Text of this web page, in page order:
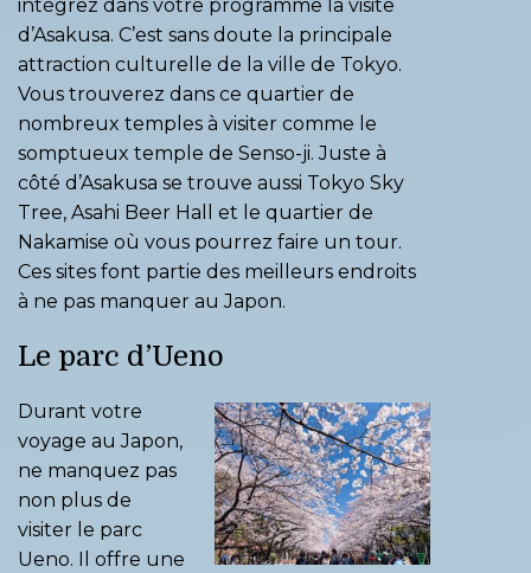
intégrez dans votre programme la visite
d’Asakusa. C’est sans doute la principale
attraction culturelle de la ville de Tokyo.
Vous trouverez dans ce quartier de
nombreux temples à visiter comme le
somptueux temple de Senso-ji. Juste à
côté d’Asakusa se trouve aussi Tokyo Sky
Tree, Asahi Beer Hall et le quartier de
Nakamise où vous pourrez faire un tour.
Ces sites font partie des meilleurs endroits
à ne pas manquer au Japon.
Le parc d’Ueno
Durant votre
voyage au Japon,
ne manquez pas
non plus de
visiter le parc
Ueno. Il offre une